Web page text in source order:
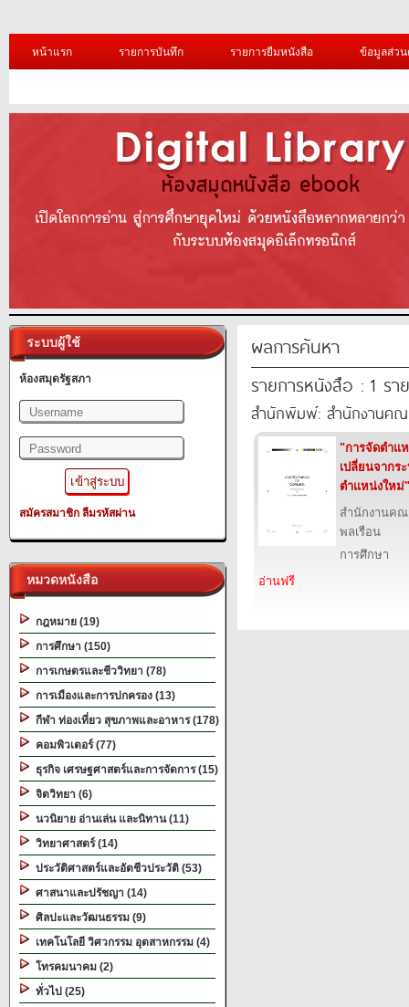
หน้าแรก รายการบันทึก รายการยืมหนังสือ ข้อมูลส่ว
ระบบผู้ใช้
ห้องสมุดรัฐสภา
สมัครสมาชิก ลืมรหัสผ่าน
หมวดหนังสือ
กฎหมาย (19)
การศึกษา (150)
การเกษตรและชีววิทยา (78)
การเมืองและการปกครอง (13)
กีฬา ท่องเที่ยว สุขภาพและอาหาร (178)
คอมพิวเตอร์ (77)
ธุรกิจ เศรษฐศาสตร์และการจัดการ (15)
จิตวิทยา (6)
นวนิยาย อ่านเล่น และนิทาน (11)
วิทยาศาสตร์ (14)
ประวัติศาสตร์และอัตชีวประวัติ (53)
ศาสนาและปรัชญา (14)
ศิลปะและวัฒนธรรม (9)
เทคโนโลยี วิศวกรรม อุตสาหกรรม (4)
โทรคมนาคม (2)
ทั่วไป (25)
ผลการค้นหา
รายการหนังสือ : 1 รา
สำนักพิมพ์: สำนักงานคณ
"การจัดตำแ
เปลี่ยนจากร
ตำแหน่งใหม่"
สำนักงานคณ
พลเรือน
การศึกษา
อ่านฟรี